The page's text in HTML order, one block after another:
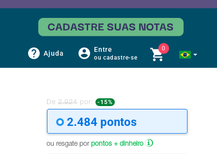
Ajuda Entre
ou cadastre-se
0
De 2.924 por: -15%
2.484 pontos
ou resgate por pontos + dinheiro